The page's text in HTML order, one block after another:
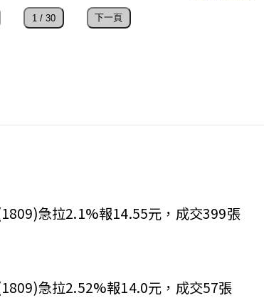
急拉2.1%報14.55元，成交399張
急拉2.52%報14.0元，成交57張